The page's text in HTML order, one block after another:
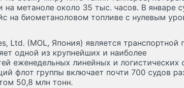
на метаноле около 35 тыс. часов. В январе
на биометаноловом топливе с нулевым
Ltd. (MOL, Япония) является транспортной
одной из крупнейших и наиболее
еженедельных линейных и логистических
флот группы включает почти 700 судов
50,8 млн тонн.